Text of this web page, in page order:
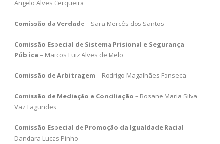
Angelo Alves Cerqueira
Comissão da Verdade– Sara Mercês dos Santos
Comissão Especial de Sistema Prisional e Segurança
Pública – Marcos Luiz Alves de Melo
Comissão de Arbitragem – Rodrigo Magalhães Fonseca
Comissão de Mediação e Conciliação – Rosane Maria Silva
Vaz Fagundes
Comissão Especial de Promoção da Igualdade Racial –
Dandara Lucas Pinho